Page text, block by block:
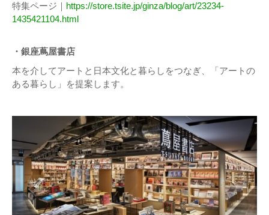
特集ページ｜ https://store.tsite.jp/ginza/blog/art/23234-
1435421104.html
・銀座蔦屋書店
本を介してアートと⽇本⽂化と暮らしをつなぎ、「アートの
ある暮らし」を提案します。